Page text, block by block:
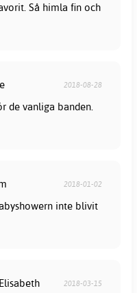
Så himla fin och
2018-08-28
de vanliga banden.
2018-01-02
inte blivit
2018-03-15